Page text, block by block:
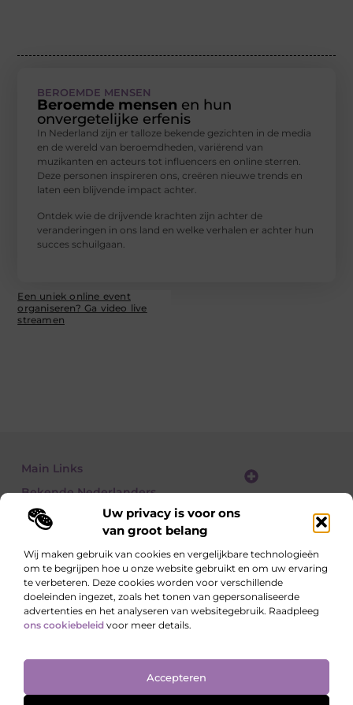
Uw privacy is voor ons
van groot belang
Wij maken gebruik van cookies en vergelijkbare technologieën
om te begrijpen hoe u onze website gebruikt en om uw ervaring
te verbeteren. Deze cookies worden voor verschillende
doeleinden ingezet, zoals het tonen van gepersonaliseerde
advertenties en het analyseren van websitegebruik. Raadpleeg
ons cookiebeleid voor meer details.
Accepteren
BEROEMDE MENSEN
Beroemde mensen en hun
onvergetelijke erfenis
In Nederland zijn er talloze bekende gezichten in de media
en de wereld van beroemdheden, variërend van
muzikanten en acteurs tot influencers en online sterren.
Deze personen inspireren ons, creëren nieuwe trends en
laten een blijvende impact achter.
Ontdek wie de drijvende krachten zijn achter de
veranderingen in ons land en welke verhalen er achter hun
succes schuilgaan.
Een uniek online event
organiseren? Ga video live
streamen
Main Links
Bekende Nederlanders
Lees, Ontdek, Beleef.
Blogs over alledaagse onderwerpen – vol inzichten, verhalen en tips die
je blik verruimen.